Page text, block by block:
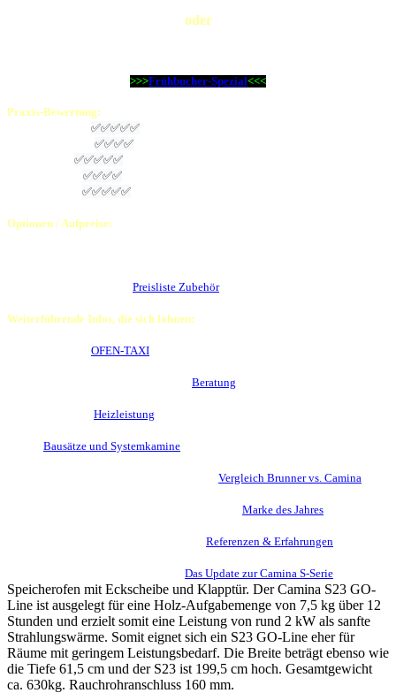
oder
>>>Frühbucher-Spezial<<<
Praxis-Bewertung:
✅✅✅✅✅
✅✅✅✅
✅✅✅✅✅
✅✅✅✅
✅✅✅✅✅
Optionen / Aufpreise:
Preisliste Zubehöroder
Weiterführende Infos, die sich lohnen:
OFEN-TAXI
Beratung
Heizleistung
Bausätze und Systemkamine
Vergleich Brunner vs. Camina
Marke des Jahres
Referenzen & Erfahrungen
Das Update zur Camina S-Serie
Speicherofen mit Eckscheibe und Klapptür. Der Camina S23 GO-
Line ist ausgelegt für eine Holz-Aufgabemenge von 7,5 kg über 12
Stunden und erzielt somit eine Leistung von rund 2 kW als sanfte
Strahlungswärme. Somit eignet sich ein S23 GO-Line eher für
Räume mit geringem Leistungsbedarf. Die Breite beträgt ebenso wie
die Tiefe 61,5 cm und der S23 ist 199,5 cm hoch. Gesamtgewicht
ca. 630kg. Rauchrohranschluss 160 mm.